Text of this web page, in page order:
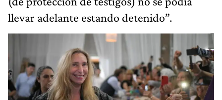
llevar adelante estando detenido”.